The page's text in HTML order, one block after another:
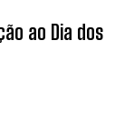
ao Dia dos